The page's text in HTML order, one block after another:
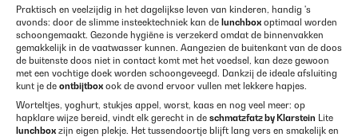
Praktisch en veelzijdig in het dagelijkse leven van kinderen, handig 's
avonds: door de slimme insteektechniek kan de lunchbox optimaal worden
schoongemaakt. Gezonde hygiëne is verzekerd omdat de binnenvakken
gemakkelijk in de vaatwasser kunnen. Aangezien de buitenkant van de doos
de buitenste doos niet in contact komt met het voedsel, kan deze gewoon
met een vochtige doek worden schoongeveegd. Dankzij de ideale afsluiting
kunt je de ontbijtbox ook de avond ervoor vullen met lekkere hapjes.
Worteltjes, yoghurt, stukjes appel, worst, kaas en nog veel meer: op
hapklare wijze bereid, vindt elk gerecht in de schmatzfatz by Klarstein Lite
lunchbox zijn eigen plekje. Het tussendoortje blijft lang vers en smakelijk en